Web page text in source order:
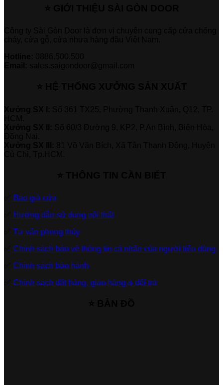
Báo giá cửa
Hướng dẫn sử dụng nội thất
Tư vấn phong thủy
Chính sách bảo vệ thông tin cá nhân của người tiêu dùng
Chính sách bảo hành
Chính sách đặt hàng, giao hàng & đổi trả